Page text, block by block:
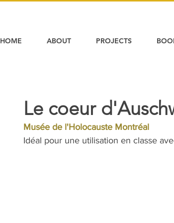
HOME ABOUT PROJECTS
Le coeur
Musée de l'Holocauste Montréal
Idéal pour une utilisation en classe